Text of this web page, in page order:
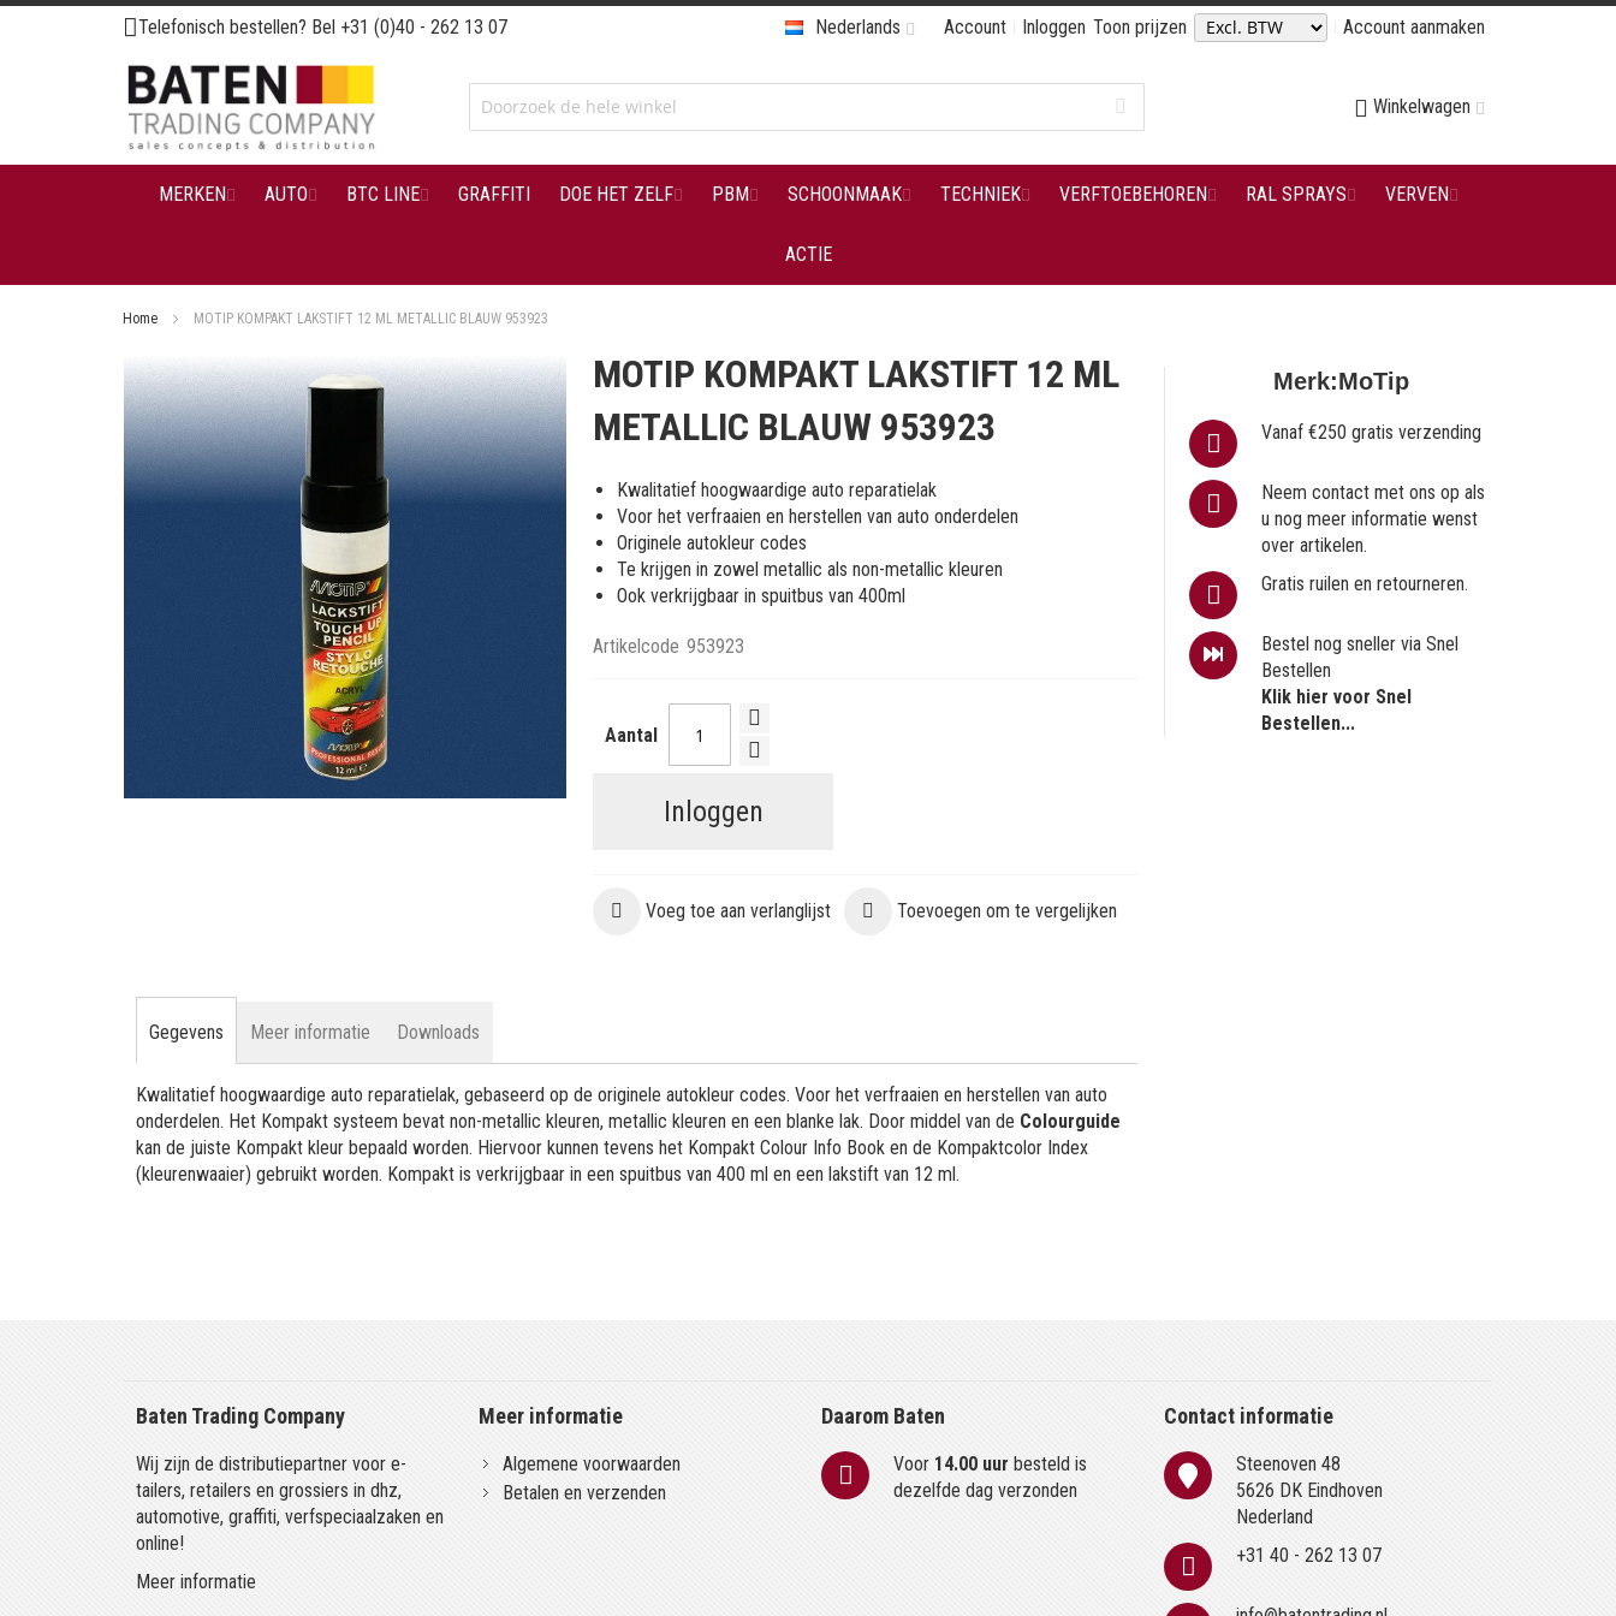
Ga
naar
de
inhoud
Telefonisch bestellen? Bel +31 (0)40 - 262 13 07 Account Inloggen Toon prijzen Account aanmaken
Nederlands
Winkelwagen
MERKEN AUTO BTC LINE GRAFFITI DOE HET ZELF PBM SCHOONMAAK TECHNIEK VERFTOEBEHOREN RAL SPRAYS VERVEN
ACTIE
Home MOTIP KOMPAKT LAKSTIFT 12 ML METALLIC BLAUW 953923
Ga
naar
het
einde
van
de
gallerij
MOTIP KOMPAKT LAKSTIFT 12 ML
METALLIC BLAUW 953923
Kwalitatief hoogwaardige auto reparatielak
Voor het verfraaien en herstellen van auto onderdelen
Originele autokleur codes
Te krijgen in zowel metallic als non-metallic kleuren
Ook verkrijgbaar in spuitbus van 400ml
Artikelcode 953923
Aantal
Inloggen
Voeg toe aan verlanglijst Toevoegen om te vergelijken
Merk:MoTip
Vanaf €250 gratis verzending
Neem contact met ons op als
u nog meer informatie wenst
over artikelen.
Gratis ruilen en retourneren.
Bestel nog sneller via Snel
Bestellen
Klik hier voor Snel
Bestellen...
Gegevens
Kwalitatief hoogwaardige auto reparatielak, gebaseerd op de originele autokleur codes. Voor het verfraaien en herstellen van auto
onderdelen. Het Kompakt systeem bevat non-metallic kleuren, metallic kleuren en een blanke lak. Door middel van de Colourguide
kan de juiste Kompakt kleur bepaald worden. Hiervoor kunnen tevens het Kompakt Colour Info Book en de Kompaktcolor Index
(kleurenwaaier) gebruikt worden. Kompakt is verkrijgbaar in een spuitbus van 400 ml en een lakstift van 12 ml.
Meer informatie Downloads
Baten Trading Company
Wij zijn de distributiepartner voor e-
tailers, retailers en grossiers in dhz,
automotive, graffiti, verfspeciaalzaken en
online!
Meer informatie
Meer informatie
Algemene voorwaarden
Betalen en verzenden
Daarom Baten
Voor 14.00 uur besteld is
dezelfde dag verzonden
Contact informatie
Steenoven 48
5626 DK Eindhoven
Nederland
+31 40 - 262 13 07